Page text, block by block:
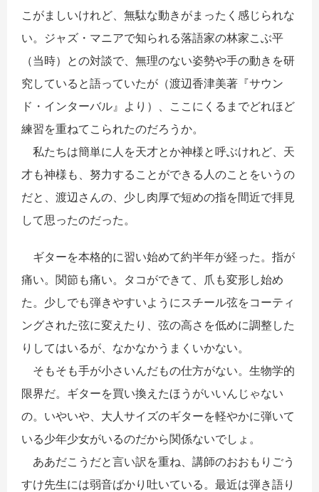
こがましいけれど、無駄な動きがまったく感じられな
い。ジャズ・マニアで知られる落語家の林家こぶ平
（当時）との対談で、無理のない姿勢や手の動きを研
究していると語っていたが（渡辺香津美著『サウン
ド・インターバル』より）、ここにくるまでどれほど
練習を重ねてこられたのだろうか。
私たちは簡単に人を天才とか神様と呼ぶけれど、天
才も神様も、努力することができる人のことをいうの
だと、渡辺さんの、少し肉厚で短めの指を間近で拝見
して思ったのだった。
ギターを本格的に習い始めて約半年が経った。指が
痛い。関節も痛い。タコができて、爪も変形し始め
た。少しでも弾きやすいようにスチール弦をコーティ
ングされた弦に変えたり、弦の高さを低めに調整した
りしてはいるが、なかなかうまくいかない。
そもそも手が小さいんだもの仕方がない。生物学的
限界だ。ギターを買い換えたほうがいいんじゃない
の。いやいや、大人サイズのギターを軽やかに弾いて
いる少年少女がいるのだから関係ないでしょ。
ああだこうだと言い訳を重ね、講師のおおもりごう
すけ先生には弱音ばかり吐いている。最近は弾き語り